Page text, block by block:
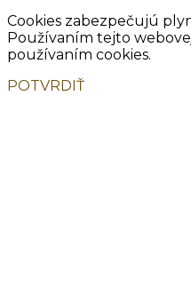
Cookies zabezpečujú
Používaním tejto
používaním cookies.
POTVRDIŤ